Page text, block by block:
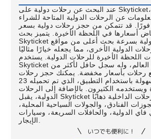
عند البحث عن رحلات دولية على Skyticket، يمكنك مقارنة
عن الرحلات الدولية المتاحة للشراء
فورًا. قد تتمكن من حجز رحلات دولية بسعر
أسعارها في اللحظة الأخيرة. يتميز بحث
Skyticket عن الرحلات الدولية بسرعة بحث أعلى من مواقع
الدولية الأخرى، مما يجعله خيارًا مثاليًا
اللحظة الأخيرة للرحلات الدولية. يستخدم
Skyticket المسافرين حول العالم، وله سجل حافل لأكثر من
رحلات بأسعار مخفضة. يمكنك حجز رحلات
مخفضة بسهولة باستخدام التطبيق، الذي تم تحميله 23
ويستخدمه الكثيرون. بالإضافة إلى الرحلات
الدولية، يقبل Skyticket أيضًا حجوزات الرحلات الداخلية ذهابًا
الفنادق، والجولات السياحية المحلية،
فاي الدولية، والحافلات السريعة، وسيارات